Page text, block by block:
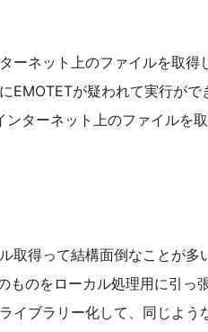
ーネット上のファイルを取
EMOTETが疑われて実行が
ターネット上のファイルを取
取得って結構面倒なことが多
のをローカル処理用に引っ
イブラリー化して、同じよう